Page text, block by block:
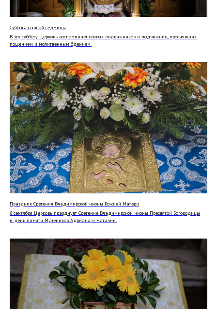
Суббота сырной седмицы
В эту субботу Церковь воспоминает святых подвижников и подвижниц, просиявших
пощением и молитвенным бдением.
Праздник Сретения Владимирской иконы Божией Матери
8 сентября Церковь празднует Сретение Владимирской иконы Пресвятой Богородицы
и день памяти Мучеников Адриана и Наталии.